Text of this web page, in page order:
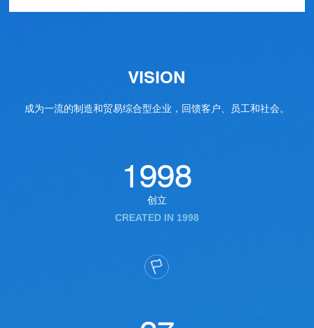
VISION
成为一流的制造和贸易综合型企业，回馈客户、员工和社会。
1998
创立
CREATED IN 1998